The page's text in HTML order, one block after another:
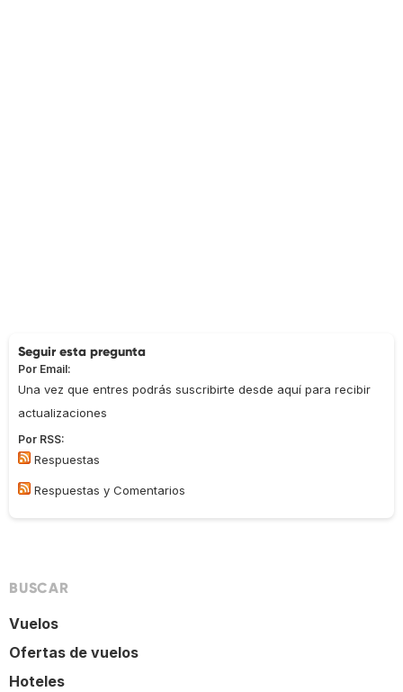
Seguir esta pregunta
Por Email:
Una vez que entres podrás suscribirte desde aquí para recibir
actualizaciones
Por RSS:
Respuestas
Respuestas y Comentarios
BUSCAR
Vuelos
Ofertas de vuelos
Hoteles